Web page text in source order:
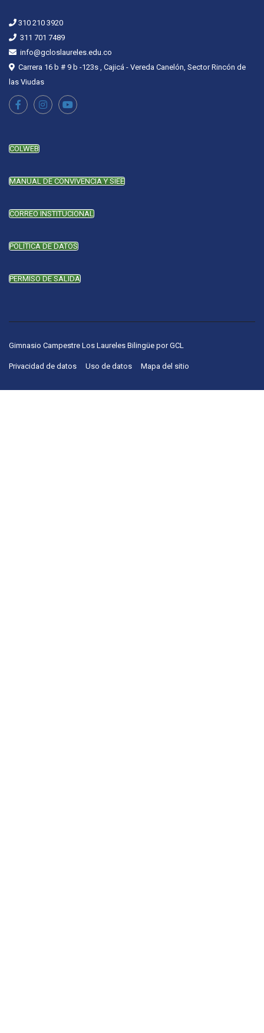
310 210 3920
311 701 7489
info@gcloslaureles.edu.co
Carrera 16 b # 9 b -123s , Cajicá - Vereda Canelón, Sector Rincón de
las Viudas
COLWEB
MANUAL DE CONVIVENCIA Y SIEE
CORREO INSTITUCIONAL
POLÍTICA DE DATOS
PERMISO DE SALIDA
Gimnasio Campestre Los Laureles Bilingüe porGCL
Privacidad de datos Uso de datos Mapa del sitio